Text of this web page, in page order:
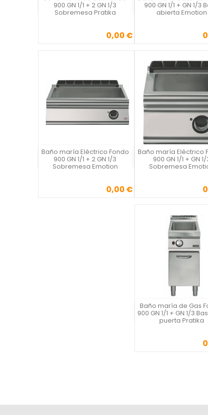
900 GN 1/1 + 2 GN 1/3
Sobremesa Pratika
Precio0,00 €
900 GN 1/1 + GN 1/3
abierta Emotion
Precio
Baño maría Eléctrico Fondo
900 GN 1/1 + 2 GN 1/3
Sobremesa Emotion
Precio0,00 €

Vista rápida Baño maría Eléctrico
900 GN 1/1 + GN
Sobremesa
Precio
Vista rápida
Baño maría de Gas
900 GN 1/1 + GN 1/3
puerta Pratika
Precio
Vista rápida